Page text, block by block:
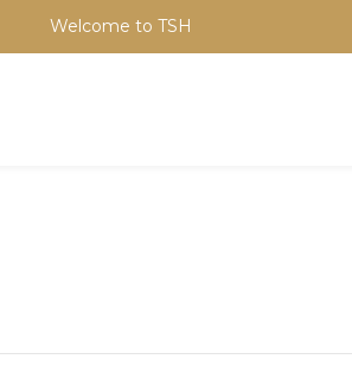
Welcome to TSH